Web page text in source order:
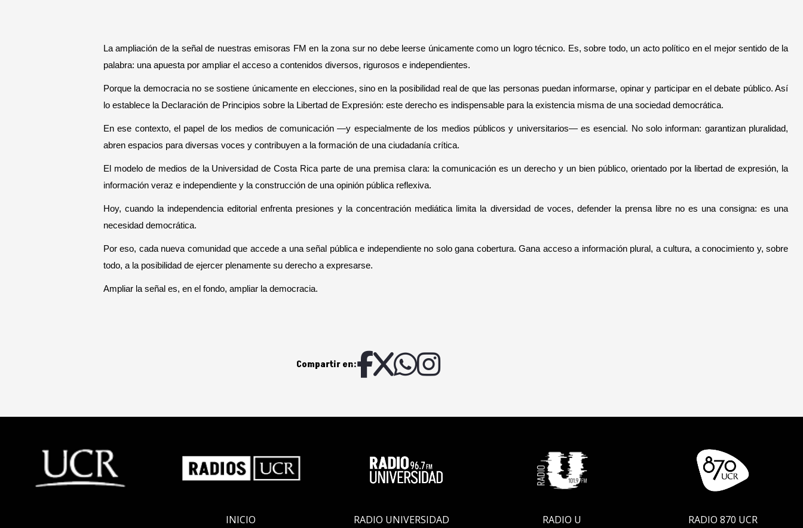
La ampliación de la señal de nuestras emisoras FM en la zona sur no debe leerse únicamente como un logro técnico. Es, sobre todo, un acto político en el mejor sentido de la
palabra: una apuesta por ampliar el acceso a contenidos diversos, rigurosos e independientes.
Porque la democracia no se sostiene únicamente en elecciones, sino en la posibilidad real de que las personas puedan informarse, opinar y participar en el debate público. Así
lo establece la Declaración de Principios sobre la Libertad de Expresión: este derecho es indispensable para la existencia misma de una sociedad democrática.
En ese contexto, el papel de los medios de comunicación —y especialmente de los medios públicos y universitarios— es esencial. No solo informan: garantizan pluralidad,
abren espacios para diversas voces y contribuyen a la formación de una ciudadanía crítica.
El modelo de medios de la Universidad de Costa Rica parte de una premisa clara: la comunicación es un derecho y un bien público, orientado por la libertad de expresión, la
información veraz e independiente y la construcción de una opinión pública reflexiva.
Hoy, cuando la independencia editorial enfrenta presiones y la concentración mediática limita la diversidad de voces, defender la prensa libre no es una consigna: es una
necesidad democrática.
Por eso, cada nueva comunidad que accede a una señal pública e independiente no solo gana cobertura. Gana acceso a información plural, a cultura, a conocimiento y, sobre
todo, a la posibilidad de ejercer plenamente su derecho a expresarse.
Ampliar la señal es, en el fondo, ampliar la democracia.
Compartir en:
INICIO
RADIO UNIVERSIDAD
RADIO U
RADIO 870 UCR